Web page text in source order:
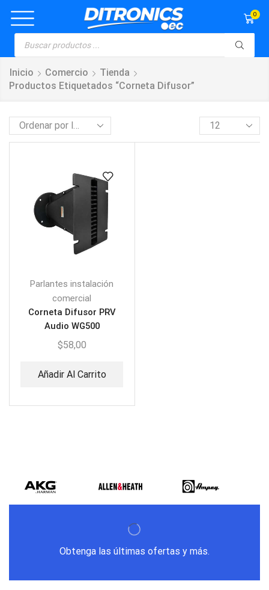
0
Inicio Comercio
Tienda
Productos Etiquetados “corneta Difusor”
Parlantes instalación
comercial
Corneta Difusor PRV
Audio WG500
P/Empernar Difusor 1.4″
$58,00
Añadir Al Carrito
Obtenga las últimas ofertas y más.